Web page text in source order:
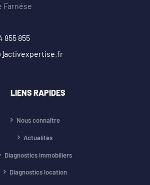
Farnése
855 855
LIENS RAPIDES
Nous connaître
Actualités
Diagnostics immobiliers
Diagnostics location